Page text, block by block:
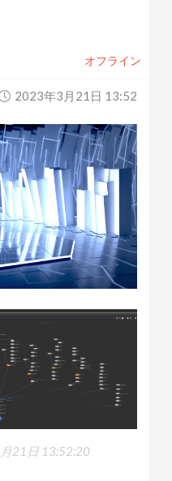
オフライン
2023年3月21日 13:52
21日 13:52:20